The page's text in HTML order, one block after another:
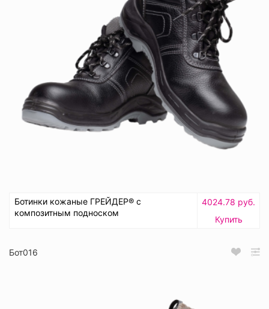
Ботинки кожаные ГРЕЙДЕР® с
композитным подноском
4024.78 руб.
Купить
Бот016